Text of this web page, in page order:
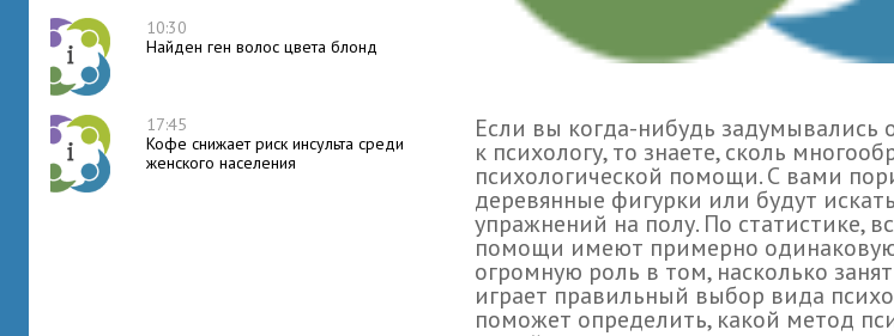
10:30
Найден ген волос цвета блонд
17:45
Кофе снижает риск инсульта среди
женского населения
Если вы когда-нибудь задумывались
к психологу, то знаете, сколь
психологической помощи. С вами
деревянные фигурки или будут
упражнений на полу. По статистике,
помощи имеют примерно
огромную роль в том, насколько
играет правильный выбор вида
поможет определить, какой метод